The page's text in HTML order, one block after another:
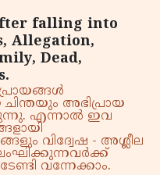
falling into
Allegation,
Dead,
ചിന്തയും അഭിപ്രായ
എന്നാൽ ഇവ
വിദ്വേഷ - അശ്ലീല
വന്നേക്കാം.